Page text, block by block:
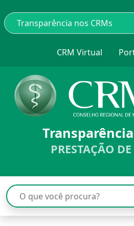
CRM Virtual
Transparência
PRESTAÇÃO